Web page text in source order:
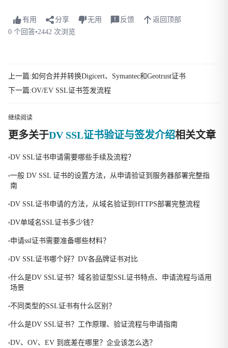
有用 分享 无用 反馈
返回顶部
0 个回答•2442 次浏览
上一篇:如何合并并转换Digicert、Symantec和Geotrust证书
下一篇:OV/EV SSL证书签发流程
继续阅读
更多关于DV SSL证书验证与签发介绍相关文章
DV SSL证书申请需要哪些手续及流程？
一般 DV SSL 证书的设置方法，从申请验证到服务器部署完整指
南
DV SSL证书申请的方法，从域名验证到HTTPS部署完整流程
DV单域名SSL证书多少钱？
申请ssl证书需要准备哪些材料？
DV SSL证书哪个好？DV各品牌证书对比
什么是DV SSL证书？域名验证型SSL证书特点、申请流程与适用
场景
不同类型的SSL证书有什么区别？
什么是DV SSL证书？工作原理、验证流程与申请指南
DV、OV、EV 到底差在哪里？企业该怎么选？